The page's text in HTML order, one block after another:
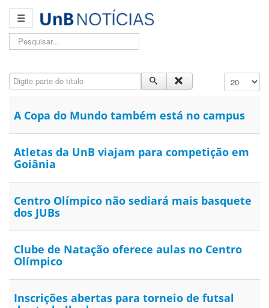
☰
Pesquisar...
Digite parte do título Exibir #
A Copa do Mundo também está no campus
Atletas da UnB viajam para competição em
Goiânia
Centro Olímpico não sediará mais basquete
dos JUBs
Clube de Natação oferece aulas no Centro
Olímpico
Inscrições abertas para torneio de futsal